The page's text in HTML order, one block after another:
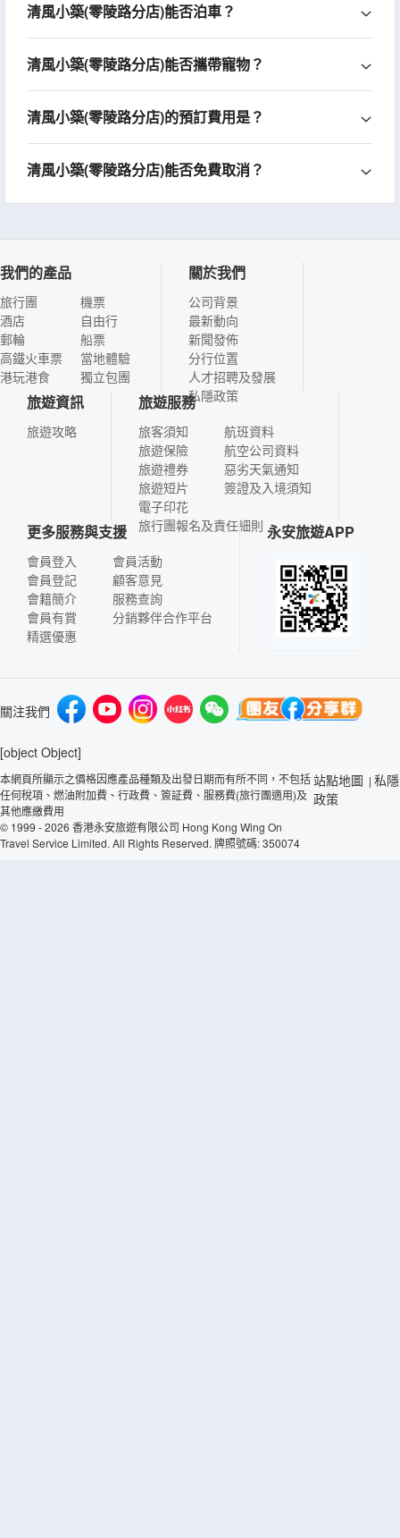
清風小築(零陵路分店)能否泊車？
清風小築(零陵路分店)能否攜帶寵物？
清風小築(零陵路分店)的預訂費用是？
清風小築(零陵路分店)能否免費取消？
我們的產品
旅行團
酒店
郵輪
高鐵火車票
港玩港食
機票
自由行
船票
當地體驗
獨立包團
關於我們
公司背景
最新動向
新聞發佈
分行位置
人才招聘及發展
私隱政策
旅遊資訊
旅遊攻略
旅遊服務
旅客須知
旅遊保險
旅遊禮券
旅遊短片
電子印花
航班資料
航空公司資料
惡劣天氣通知
簽證及入境須知
旅行團報名及責任細則
更多服務與支援
會員登入
會員登記
會籍簡介
會員有賞
精選優惠
會員活動
顧客意見
服務查詢
分銷夥伴合作平台
永安旅遊APP
關注我們
[object Object]
本網頁所顯示之價格因應產品種類及出發日期而有所不同，不包括
任何稅項、燃油附加費、行政費、簽証費、服務費(旅行團適用)及
其他應繳費用
© 1999 - 2026 香港永安旅遊有限公司 Hong Kong Wing On
Travel Service Limited. All Rights Reserved. 牌照號碼: 350074
站點地圖 | 私隱
政策